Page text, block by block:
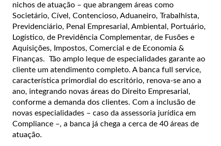
nichos de atuação – que abrangem áreas como
Societário, Cível, Contencioso, Aduaneiro, Trabalhista,
Previdenciário, Penal Empresarial, Ambiental, Portuário,
Logístico, de Previdência Complementar, de Fusões e
Aquisições, Impostos, Comercial e de Economia &
Finanças. Tão amplo leque de especialidades garante ao
cliente um atendimento completo. A banca full service,
característica primordial do escritório, renova-se ano a
ano, integrando novas áreas do Direito Empresarial,
conforme a demanda dos clientes. Com a inclusão de
novas especialidades – caso da assessoria jurídica em
Compliance –, a banca já chega a cerca de 40 áreas de
atuação.